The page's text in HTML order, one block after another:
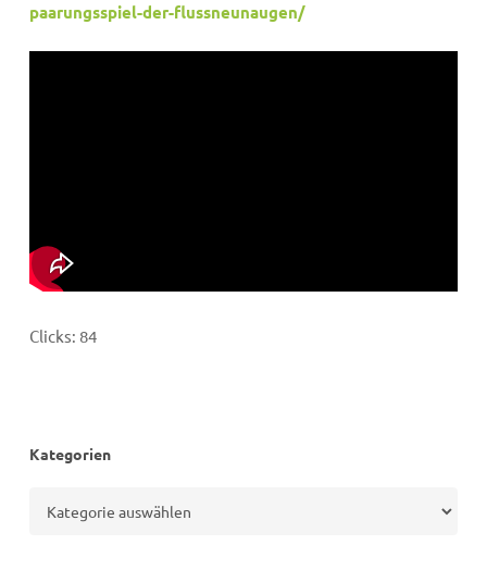
paarungsspiel-der-flussneunaugen/
Clicks: 84
Kategorien